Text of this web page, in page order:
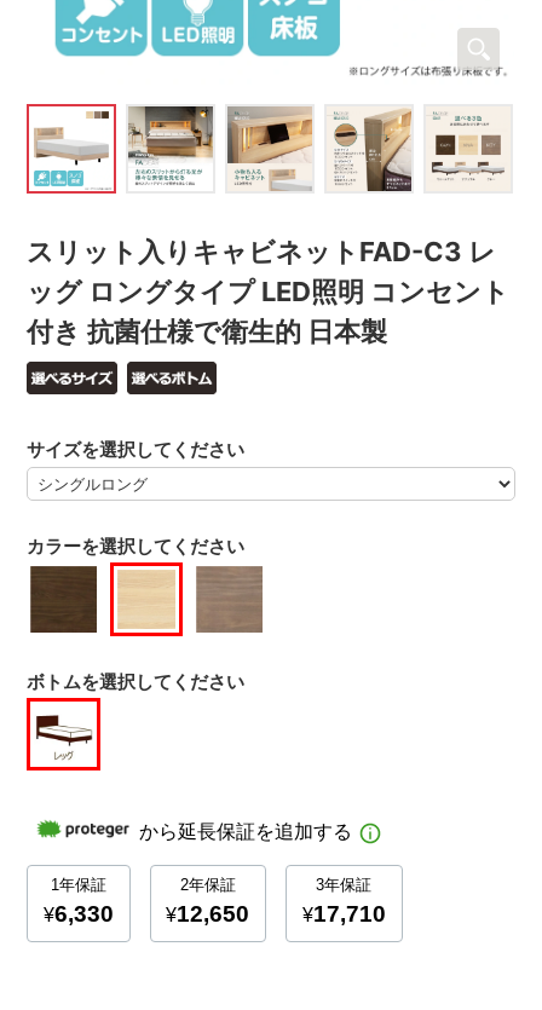
スリット入りキャビネットFAD-C3 レ
ッグ ロングタイプ LED照明 コンセント
付き 抗菌仕様で衛生的 日本製
カラーを選択してください
サイズを選択してください
ボトムを選択してください